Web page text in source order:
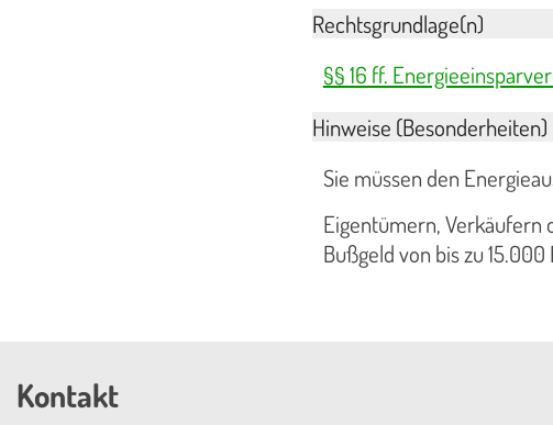
Rechtsgrundlage(n)
§§ 16 ff.
Hinweise (Besonderheiten)
Sie müssen den
Eigentümern, Verkäufern
Bußgeld von bis zu 15.000
Kontakt